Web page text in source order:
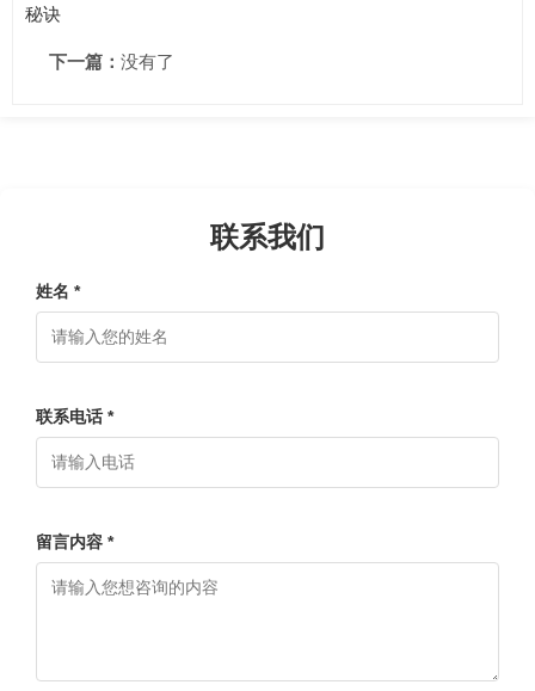
秘诀
下一篇： 没有了
联系我们
姓名 *
联系电话 *
留言内容 *